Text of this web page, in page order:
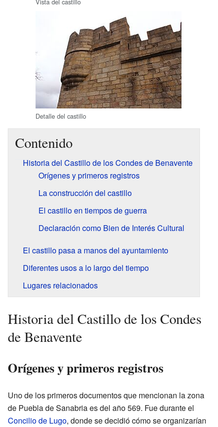
Detalle del castillo
Contenido
Historia del Castillo de los Condes de Benavente
Orígenes y primeros registros
La construcción del castillo
El castillo en tiempos de guerra
Declaración como Bien de Interés Cultural
El castillo pasa a manos del ayuntamiento
Diferentes usos a lo largo del tiempo
Lugares relacionados
Historia del Castillo de los Condes
de Benavente
Orígenes y primeros registros
Uno de los primeros documentos que mencionan la zona
de Puebla de Sanabria es del año 569. Fue durante el
Concilio de Lugo, donde se decidió cómo se organizarían